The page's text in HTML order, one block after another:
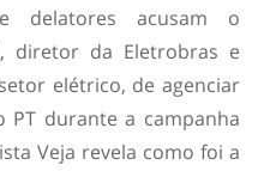
delatores acusam o
diretor da Eletrobras e
elétrico, de agenciar
PT durante a campanha
Veja revela como foi a